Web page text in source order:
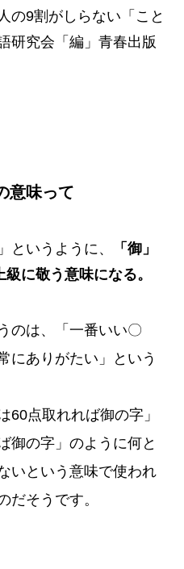
の9割がしらない「こと
究会「編」青春出版
意味って
というように、
「御」
に敬う意味になる。
のは、「一番いい〇
にありがたい」という
60点取れれば御の字」
御の字」のように何と
いという意味で使われ
だそうです。